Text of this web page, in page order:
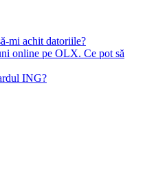
mi achit datoriile?
online pe OLX. Ce pot să
ING?